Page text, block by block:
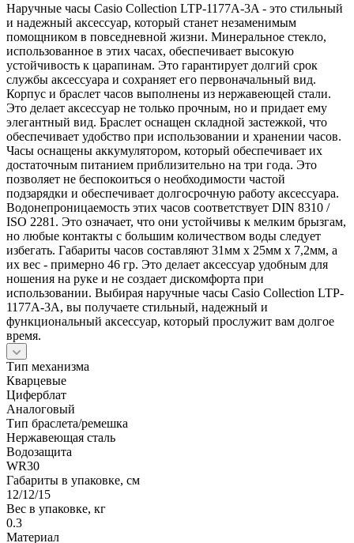
Наручные часы Casio Collection LTP-1177A-3A - это стильный
и надежный аксессуар, который станет незаменимым
помощником в повседневной жизни. Минеральное стекло,
использованное в этих часах, обеспечивает высокую
устойчивость к царапинам. Это гарантирует долгий срок
службы аксессуара и сохраняет его первоначальный вид.
Корпус и браслет часов выполнены из нержавеющей стали.
Это делает аксессуар не только прочным, но и придает ему
элегантный вид. Браслет оснащен складной застежкой, что
обеспечивает удобство при использовании и хранении часов.
Часы оснащены аккумулятором, который обеспечивает их
достаточным питанием приблизительно на три года. Это
позволяет не беспокоиться о необходимости частой
подзарядки и обеспечивает долгосрочную работу аксессуара.
Водонепроницаемость этих часов соответствует DIN 8310 /
ISO 2281. Это означает, что они устойчивы к мелким брызгам,
но любые контакты с большим количеством воды следует
избегать. Габариты часов составляют 31мм x 25мм x 7,2мм, а
их вес - примерно 46 гр. Это делает аксессуар удобным для
ношения на руке и не создает дискомфорта при
использовании. Выбирая наручные часы Casio Collection LTP-
1177A-3A, вы получаете стильный, надежный и
функциональный аксессуар, который прослужит вам долгое
время.
Тип механизма
Кварцевые
Циферблат
Аналоговый
Тип браслета/ремешка
Нержавеющая сталь
Водозащита
WR30
Габариты в упаковке, см
12/12/15
Вес в упаковке, кг
0.3
Материал